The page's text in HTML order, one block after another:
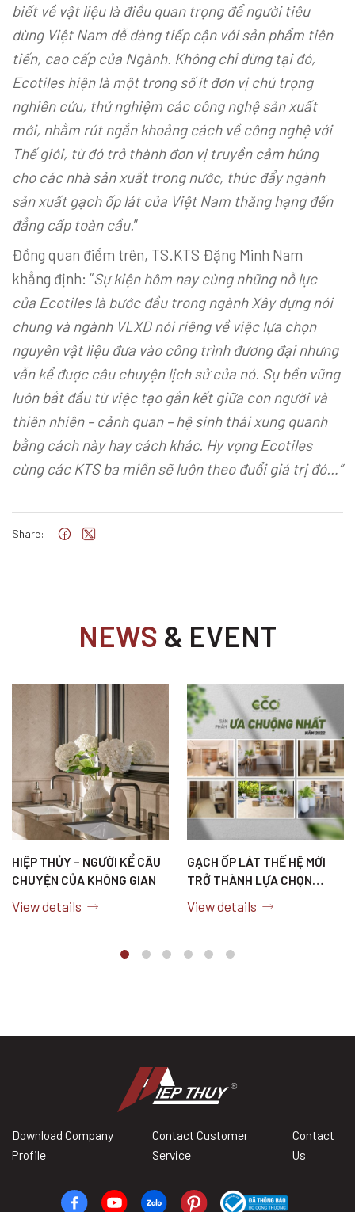
biết về vật liệu là điều quan trọng để người tiêu
dùng Việt Nam dễ dàng tiếp cận với sản phẩm tiên
tiến, cao cấp của Ngành. Không chỉ dừng tại đó,
Ecotiles hiện là một trong số ít đơn vị chú trọng
nghiên cứu, thử nghiệm các công nghệ sản xuất
mới, nhằm rút ngắn khoảng cách về công nghệ với
Thế giới, từ đó trở thành đơn vị truyền cảm hứng
cho các nhà sản xuất trong nước, thúc đẩy ngành
sản xuất gạch ốp lát của Việt Nam thăng hạng đến
đẳng cấp toàn cầu.”
Đồng quan điểm trên, TS.KTS Đặng Minh Nam
khẳng định: “Sự kiện hôm nay cùng những nỗ lực
của Ecotiles là bước đầu trong ngành Xây dựng nói
chung và ngành VLXD nói riêng về việc lựa chọn
nguyên vật liệu đưa vào công trình đương đại nhưng
vẫn kể được câu chuyện lịch sử của nó. Sự bền vững
luôn bắt đầu từ việc tạo gắn kết giữa con người và
thiên nhiên – cảnh quan – hệ sinh thái xung quanh
bằng cách này hay cách khác. Hy vọng Ecotiles
cùng các KTS ba miền sẽ luôn theo đuổi giá trị đó…”
Share:
NEWS & EVENT
HIỆP THỦY – NGƯỜI KỂ CÂU
CHUYỆN CỦA KHÔNG GIAN
View details
GẠCH ỐP LÁT THẾ HỆ MỚI
TRỞ THÀNH LỰA CHỌN
TRÌNH
View details
Download Company
Profile
Contact Customer
Service
Contact
Us